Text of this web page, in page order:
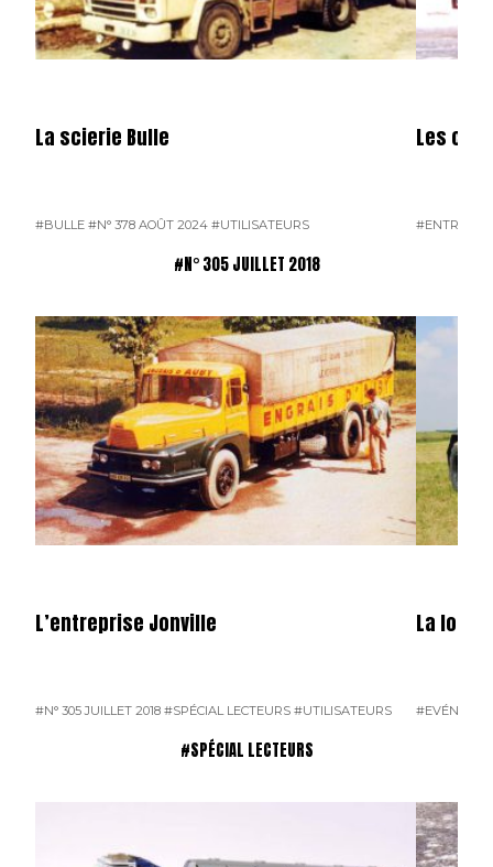
La scierie Bulle
#BULLE #N° 378 AOÛT 2024 #UTILISATEURS
Les
#N° 305 JUILLET 2018
L’entreprise Jonville
#N° 305 JUILLET 2018 #SPÉCIAL LECTEURS #UTILISATEURS
La
#SPÉCIAL LECTEURS